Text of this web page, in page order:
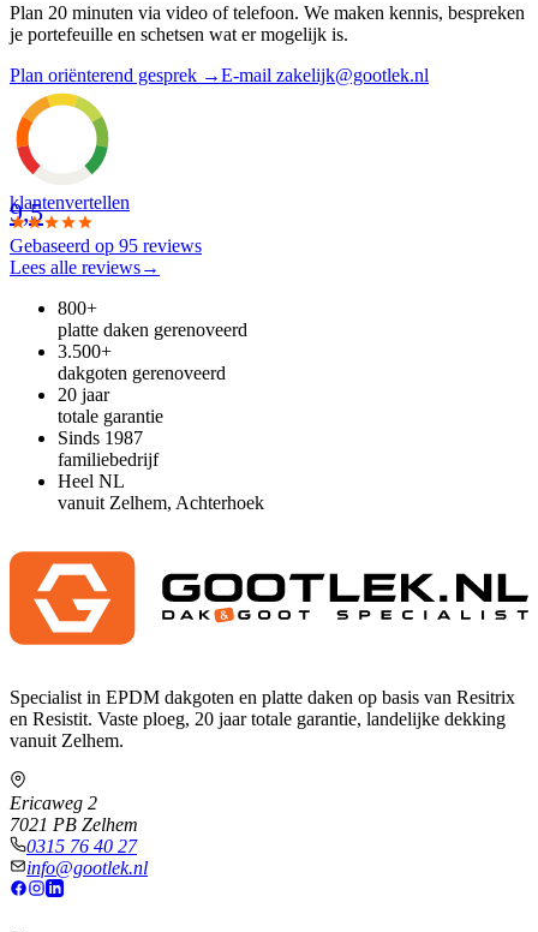
Plan 20 minuten via video of telefoon. We maken kennis, bespreken
je portefeuille en schetsen wat er mogelijk is.
Plan oriënterend gesprek →E-mail zakelijk@gootlek.nl
9,5
klantenvertellen
Gebaseerd op 95 reviews
Lees alle reviews→
800+
platte daken gerenoveerd
3.500+
dakgoten gerenoveerd
20 jaar
totale garantie
Sinds 1987
familiebedrijf
Heel NL
vanuit Zelhem, Achterhoek
Specialist in EPDM dakgoten en platte daken op basis van Resitrix
en Resistit. Vaste ploeg, 20 jaar totale garantie, landelijke dekking
vanuit Zelhem.
Ericaweg 2
7021 PB Zelhem
0315 76 40 27
info@gootlek.nl